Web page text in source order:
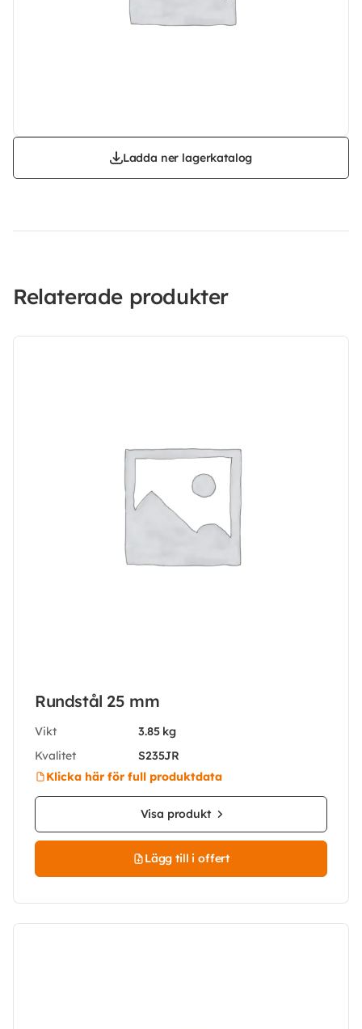
Ladda ner lagerkatalog
Relaterade produkter
Rundstål 25 mm
Vikt
3.85 kg
Kvalitet
S235JR
Klicka här för full produktdata
Visa produkt
Lägg till i offert